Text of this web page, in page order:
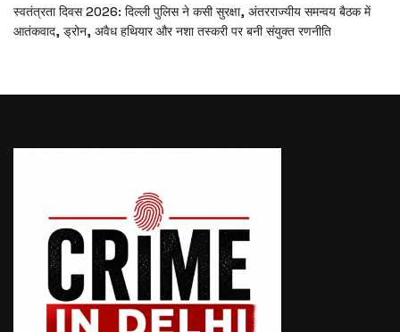
स्वतंत्रता दिवस 2026: दिल्ली पुलिस ने कसी सुरक्षा, अंतरराज्यीय समन्वय बैठक में
आतंकवाद, ड्रोन, अवैध हथियार और नशा तस्करी पर बनी संयुक्त रणनीति